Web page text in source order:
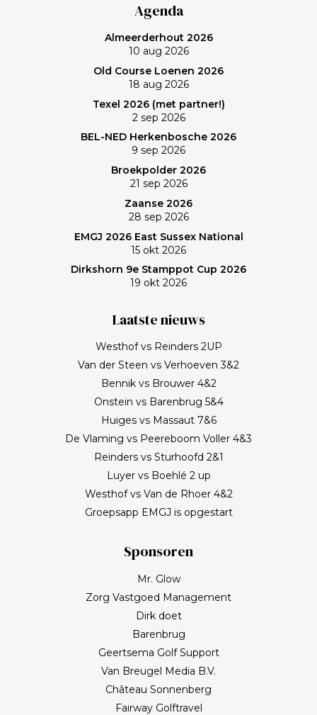
Agenda
Almeerderhout 2026
10 aug 2026
Old Course Loenen 2026
18 aug 2026
Texel 2026 (met partner!)
2 sep 2026
BEL-NED Herkenbosche 2026
9 sep 2026
Broekpolder 2026
21 sep 2026
Zaanse 2026
28 sep 2026
EMGJ 2026 East Sussex National
15 okt 2026
Dirkshorn 9e Stamppot Cup 2026
19 okt 2026
Laatste nieuws
Westhof vs Reinders 2UP
Van der Steen vs Verhoeven 3&2
Bennik vs Brouwer 4&2
Onstein vs Barenbrug 5&4
Huiges vs Massaut 7&6
De Vlaming vs Peereboom Voller 4&3
Reinders vs Sturhoofd 2&1
Luyer vs Boehlé 2 up
Westhof vs Van de Rhoer 4&2
Groepsapp EMGJ is opgestart
Sponsoren
Mr. Glow
Zorg Vastgoed Management
Dirk doet
Barenbrug
Geertsema Golf Support
Van Breugel Media B.V.
Château Sonnenberg
Fairway Golftravel